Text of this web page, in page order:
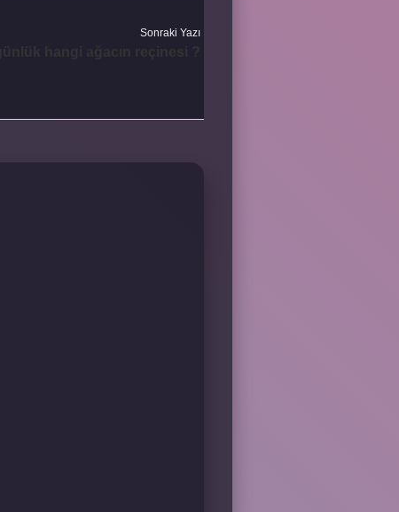
Sonraki Yazı